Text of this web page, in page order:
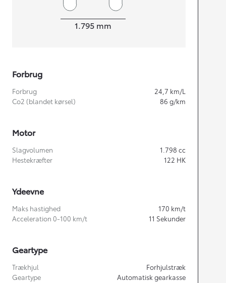
1.795 mm
Forbrug
Forbrug 24,7 km/L
Co2 (blandet kørsel)
86 g/km
Motor
Slagvolumen 1.798 cc
Hestekræfter
122 HK
Ydeevne
Maks hastighed 170 km/t
Acceleration 0-100 km/t
11 Sekunder
Geartype
Trækhjul
Forhjulstræk
Geartype
Automatisk gearkasse